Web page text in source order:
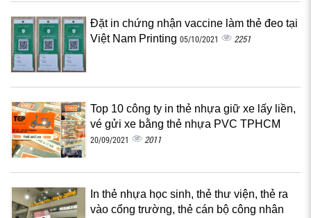
Đặt in chứng nhận vaccine làm thẻ đeo tại
Việt Nam Printing 05/10/2021 2251
Top 10 công ty in thẻ nhựa giữ xe lấy liền,
vé gửi xe bằng thẻ nhựa PVC TPHCM
20/09/2021 2011
In thẻ nhựa học sinh, thẻ thư viện, thẻ ra
vào cổng trường, thẻ cán bộ công nhân